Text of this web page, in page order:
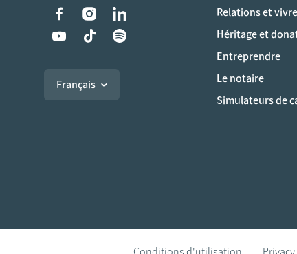
Liens vers les réseaux
Français
Relations et
Héritage et
Entreprendre
Le notaire
Simulateurs de